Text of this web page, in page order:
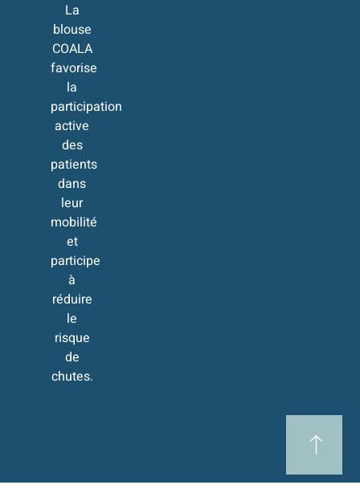
La
blouse
COALA
favorise
la
participation
active
des
patients
dans
leur
mobilité
et
participe
à
réduire
le
risque
de
chutes.